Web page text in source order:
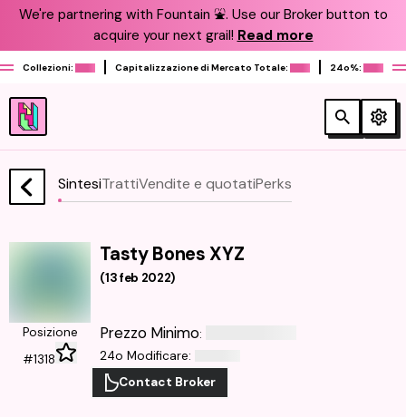
We're partnering with Fountain ⛲️. Use our Broker button to
acquire your next grail! Read more
Collezioni: Capitalizzazione di Mercato Totale: 24o%:
SintesiTrattiVendite e quotatiPerks
Tasty Bones XYZ
(13 feb 2022)
Posizione
#1318
Prezzo Minimo:
24o Modificare:
Contact Broker